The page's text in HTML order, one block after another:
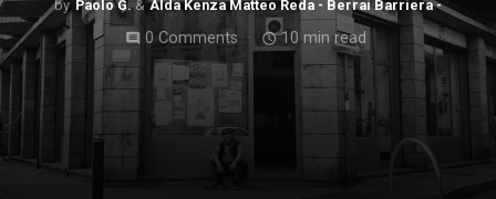
Paolo G. Alda Kenza Matteo Reda - Berrai Barriera -
comment 0 Comments access_time10 min read